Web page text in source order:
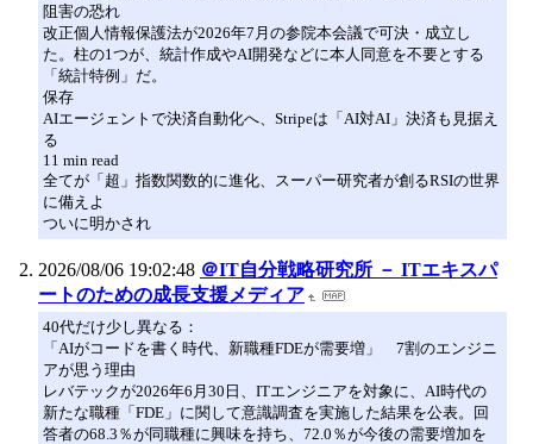
阻害の恐れ
改正個⼈情報保護法が2026年7月の参院本会議で可決・成⽴し
た。柱の1つが、統計作成やAI開発などに本人同意を不要とする
「統計特例」だ。
保存
AIエージェントで決済自動化へ、Stripeは「AI対AI」決済も見据え
る
11 min read
全てが「超」指数関数的に進化、スーパー研究者が創るRSIの世界
に備えよ
ついに明かされ
2026/08/06 19:02:48 ＠IT自分戦略研究所 － ITエキスパ
ートのための成長支援メディア
40代だけ少し異なる：
「AIがコードを書く時代、新職種FDEが需要増」 7割のエンジニ
アが思う理由
レバテックが2026年6月30日、ITエンジニアを対象に、AI時代の
新たな職種「FDE」に関して意識調査を実施した結果を公表。回
答者の68.3％が同職種に興味を持ち、72.0％が今後の需要増加を